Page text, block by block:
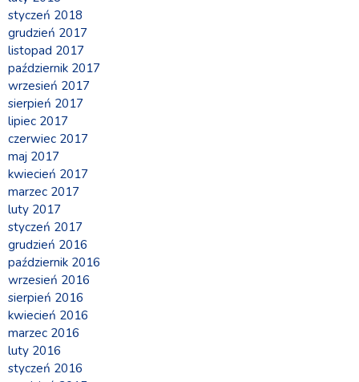
styczeń 2018
grudzień 2017
listopad 2017
październik 2017
wrzesień 2017
sierpień 2017
lipiec 2017
czerwiec 2017
maj 2017
kwiecień 2017
marzec 2017
luty 2017
styczeń 2017
grudzień 2016
październik 2016
wrzesień 2016
sierpień 2016
kwiecień 2016
marzec 2016
luty 2016
styczeń 2016